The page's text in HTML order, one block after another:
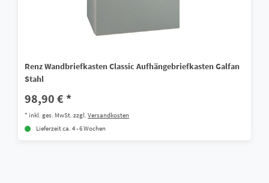
Renz Wandbriefkasten Classic Aufhängebriefkasten Galfan
Stahl
98,90 € *
*inkl. ges. MwSt. zzgl.Versandkosten
Lieferzeit ca. 4 - 6 Wochen